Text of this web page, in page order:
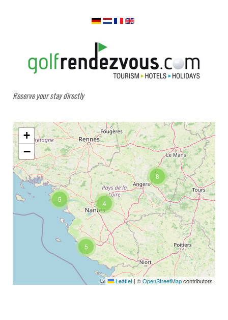
Reserve your stay directly
4
8
5
5
+
−
Leaflet | ©OpenStreetMapcontributors